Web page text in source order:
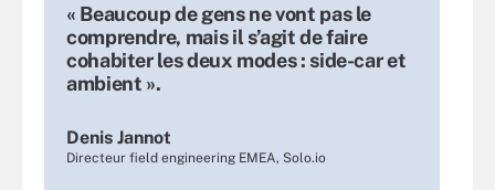
« Beaucoup de gens ne vont pas le
comprendre, mais il s’agit de faire
cohabiter les deux modes : side-car et
ambient ».
Denis Jannot
Directeur field engineering EMEA, Solo.io